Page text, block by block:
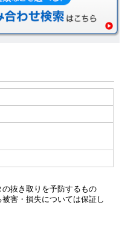
抜き取りを予防するもの
害・損失については保証し